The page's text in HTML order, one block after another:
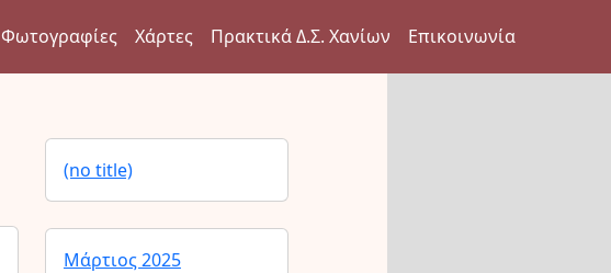
Φωτογραφίες Χάρτες Πρακτικά Δ.Σ. Χανίων Επικοινωνία
(no title)
Μάρτιος 2025